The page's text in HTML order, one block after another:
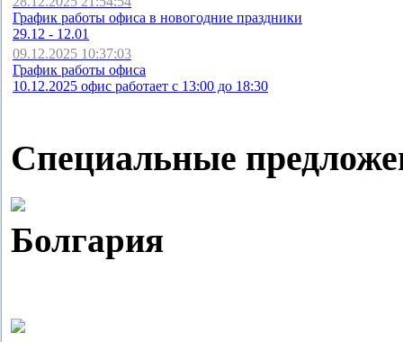
График работы офиса в новогодние праздники
29.12 - 12.01
09.12.2025 10:37:03
График работы офиса
10.12.2025 офис работает с 13:00 до 18:30
Специальные
Болгария